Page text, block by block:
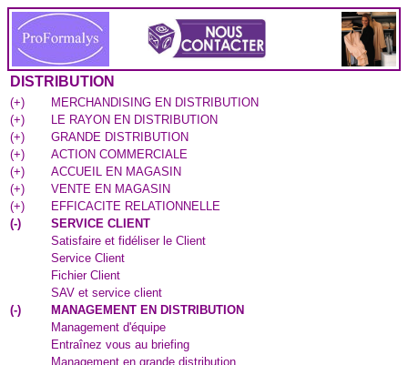
DISTRIBUTION
(+)
MERCHANDISING EN DISTRIBUTION
(+)
LE RAYON EN DISTRIBUTION
(+)
GRANDE DISTRIBUTION
(+)
ACTION COMMERCIALE
(+)
ACCUEIL EN MAGASIN
(+)
VENTE EN MAGASIN
(+)
EFFICACITE RELATIONNELLE
(-)
SERVICE CLIENT
Satisfaire et fidéliser le Client
Service Client
Fichier Client
SAV et service client
(-)
MANAGEMENT EN DISTRIBUTION
Management d'équipe
Entraînez vous au briefing
Management en grande distribution